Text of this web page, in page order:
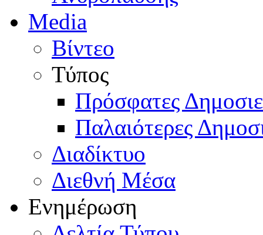
Media
Βίντεο
Τύπος
Πρόσφατες
Παλαιότερες
Διαδίκτυο
Διεθνή Μέσα
Ενημέρωση